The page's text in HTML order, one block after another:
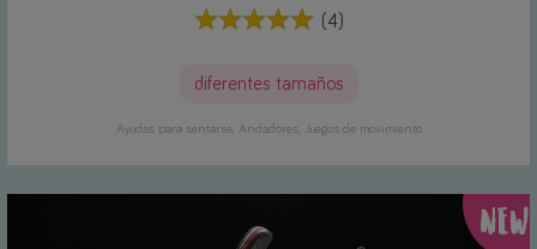
(4)
diferentes tamaños
Ayudas para sentarse Andadores Juegos de movimiento
NEW